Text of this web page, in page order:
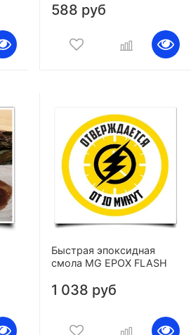
588 руб
Быстрая эпоксидная
смола MG EPOX FLASH
1 038 руб